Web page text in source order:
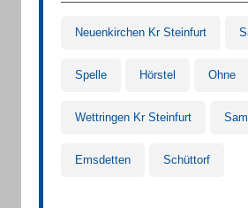
Neuenkirchen Kr Steinfurt
Spelle Hörstel Ohne
Wettringen Kr Steinfurt
Emsdetten Schüttorf